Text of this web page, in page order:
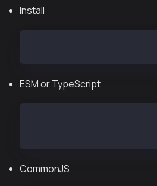
Install
ESM or TypeScript
CommonJS